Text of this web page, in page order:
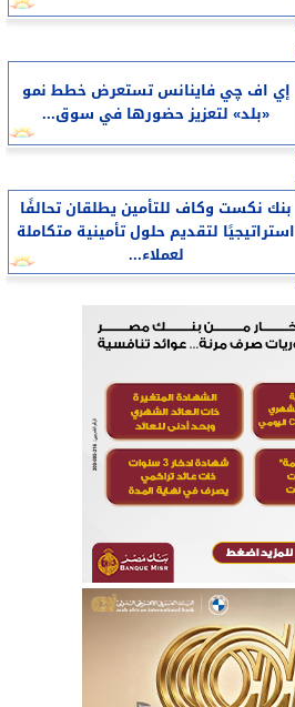
إي اف چي فاينانس تستعرض خطط نمو
«بلد» لتعزيز حضورها في سوق...
بنك نكست وكاف للتأمين يطلقان تحالفًا
استراتيجيًا لتقديم حلول تأمينية متكاملة
لعملاء...